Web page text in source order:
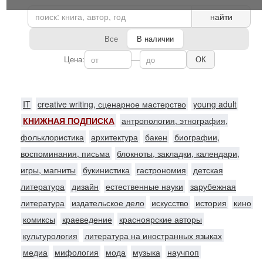
найти
Все
В наличии
Цена:
— ОК
IT creative writing, сценарное мастерство young adult
КНИЖНАЯ ПОДПИСКА антропология, этнография,
фольклористика архитектура бакен
биографии,
воспоминания, письма блокноты, закладки, календари,
игры, магниты
букинистика гастрономия
детская
литература дизайн естественные науки
зарубежная
литература
издательское дело искусство история
кино
комиксы
краеведение
красноярские авторы
культурология
литература на иностранных языках
медиа
мифология мода музыка
научпоп